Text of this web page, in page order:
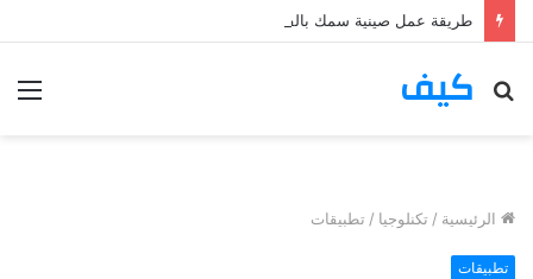
طريقة عمل صينية سمك بالفرن وصفة ولا ألذ
كيف
بحث
الرئيسية / تكنلوجيا / تطبيقات
تطبيقات